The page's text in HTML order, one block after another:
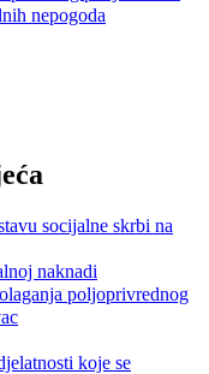
nepogoda
socijalne skrbi na
naknadi
poljoprivrednog
koje se